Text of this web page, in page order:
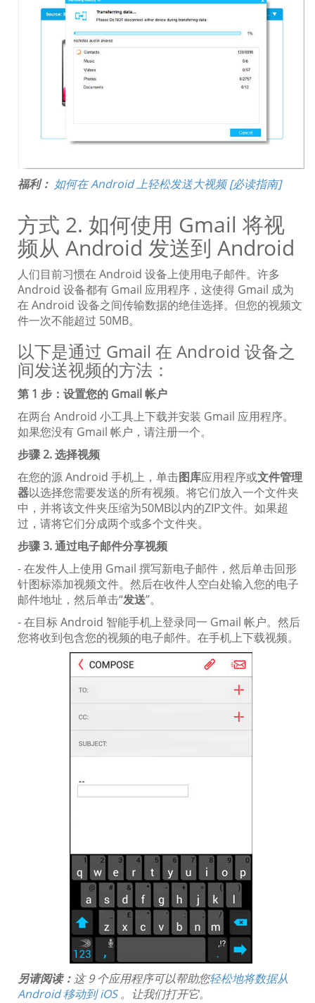
福利： 如何在 Android 上轻松发送大视频 [必读指南]
方式 2. 如何使用 Gmail 将视
频从 Android 发送到 Android
人们目前习惯在 Android 设备上使用电子邮件。许多
Android 设备都有 Gmail 应用程序，这使得 Gmail 成为
在 Android 设备之间传输数据的绝佳选择。但您的视频文
件一次不能超过 50MB。
以下是通过 Gmail 在 Android 设备之
间发送视频的方法：
第 1 步：设置您的 Gmail 帐户
在两台 Android 小工具上下载并安装 Gmail 应用程序。
如果您没有 Gmail 帐户，请注册一个。
步骤 2. 选择视频
在您的源 Android 手机上，单击图库应用程序或文件管理
器以选择您需要发送的所有视频。将它们放入一个文件夹
中，并将该文件夹压缩为50MB以内的ZIP文件。如果超
过，请将它们分成两个或多个文件夹。
步骤 3. 通过电子邮件分享视频
- 在发件人上使用 Gmail 撰写新电子邮件，然后单击回形
针图标添加视频文件。然后在收件人空白处输入您的电子
邮件地址，然后单击“发送”。
- 在目标 Android 智能手机上登录同一 Gmail 帐户。然后
您将收到包含您的视频的电子邮件。在手机上下载视频。
另请阅读：这 9 个应用程序可以帮助您轻松地将数据从
Android 移动到 iOS。让我们打开它。